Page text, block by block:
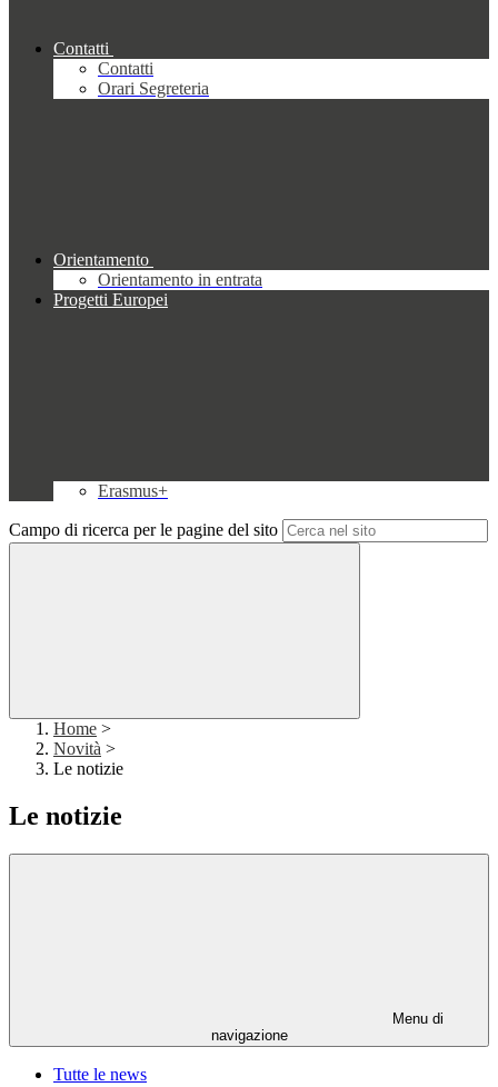
Contatti
Contatti
Orari Segreteria
Orientamento
Orientamento in entrata
Progetti Europei
Erasmus+
Campo di ricerca per le pagine del sito
Home >
Novità >
Le notizie
Le notizie
Menu di
navigazione
Tutte le news